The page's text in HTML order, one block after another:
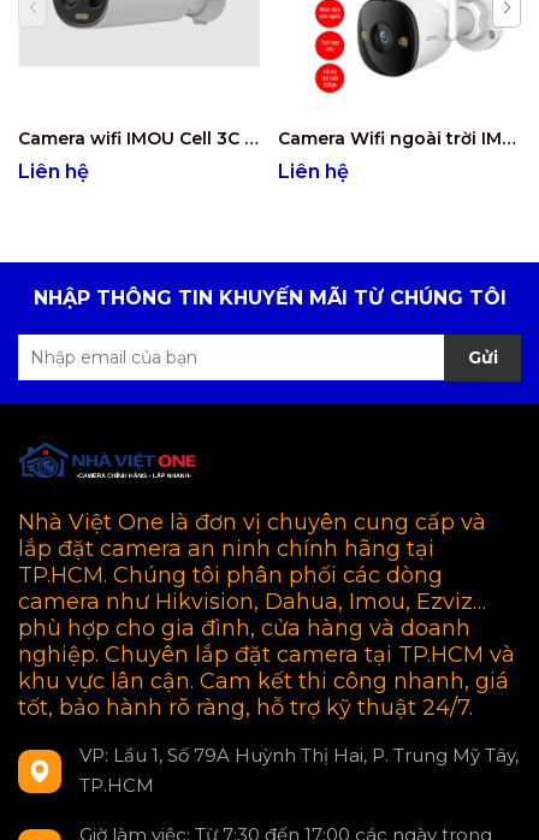
Camera wifi IMOU Cell 3C IPC-K9DCP-3T0WE
Liên hệ
Camera Wifi ngoài trời IMOU IPC-F32FP 3MP
Liên hệ
NHẬP THÔNG TIN KHUYẾN MÃI TỪ CHÚNG TÔI
Gửi
Nhà Việt One là đơn vị chuyên cung cấp và
lắp đặt camera an ninh chính hãng tại
TP.HCM. Chúng tôi phân phối các dòng
camera như Hikvision, Dahua, Imou, Ezviz…
phù hợp cho gia đình, cửa hàng và doanh
nghiệp. Chuyên lắp đặt camera tại TP.HCM và
khu vực lân cận. Cam kết thi công nhanh, giá
tốt, bảo hành rõ ràng, hỗ trợ kỹ thuật 24/7.
VP: Lầu 1, Số 79A Huỳnh Thị Hai, P. Trung Mỹ Tây,
TP.HCM
Giờ làm việc: Từ 7:30 đến 17:00 các ngày trong